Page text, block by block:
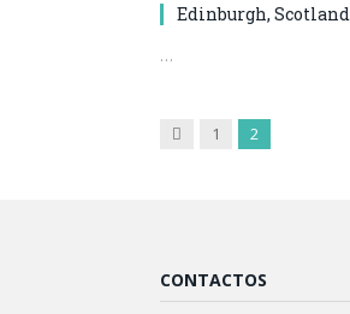
Edinburgh, Scotland
…
Anterior
1 2
CONTACTOS